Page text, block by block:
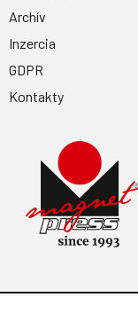
Archív
Inzercia
GDPR
Kontakty